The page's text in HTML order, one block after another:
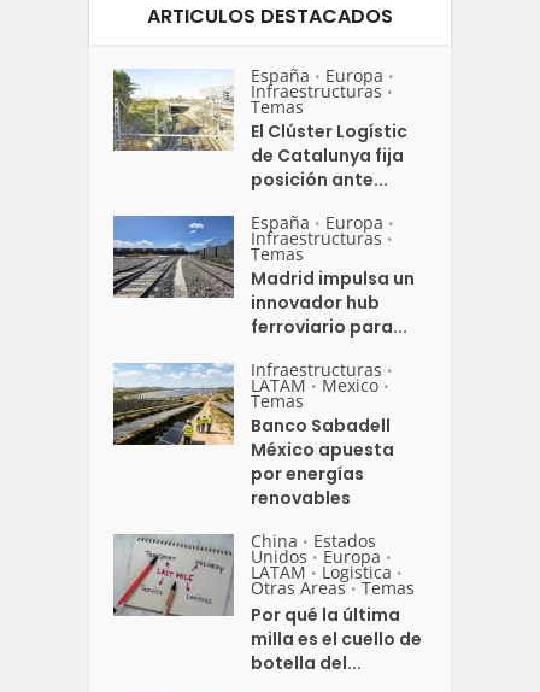
ARTICULOS DESTACADOS
España • Europa •
Infraestructuras •
Temas
El Clúster Logístic
de Catalunya fija
posición ante...
España • Europa •
Infraestructuras •
Temas
Madrid impulsa un
innovador hub
ferroviario para...
Infraestructuras •
LATAM • Mexico •
Temas
Banco Sabadell
México apuesta
por energías
renovables
China • Estados
Unidos • Europa •
LATAM • Logistica •
Otras Areas • Temas
Por qué la última
milla es el cuello de
botella del...